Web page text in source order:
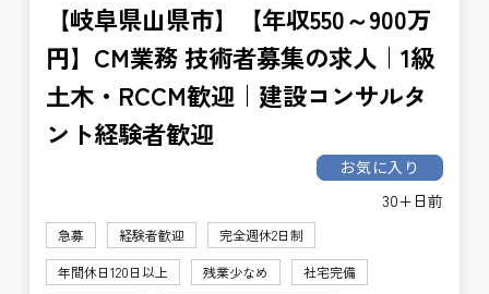
【岐阜県山県市】【年収550～900万
円】CM業務 技術者募集の求人｜1級
土木・RCCM歓迎｜建設コンサルタ
ント経験者歓迎
お気に入り
30+日前
急募 経験者歓迎
完全週休2日制
年間休日120日以上
残業少なめ
社宅完備